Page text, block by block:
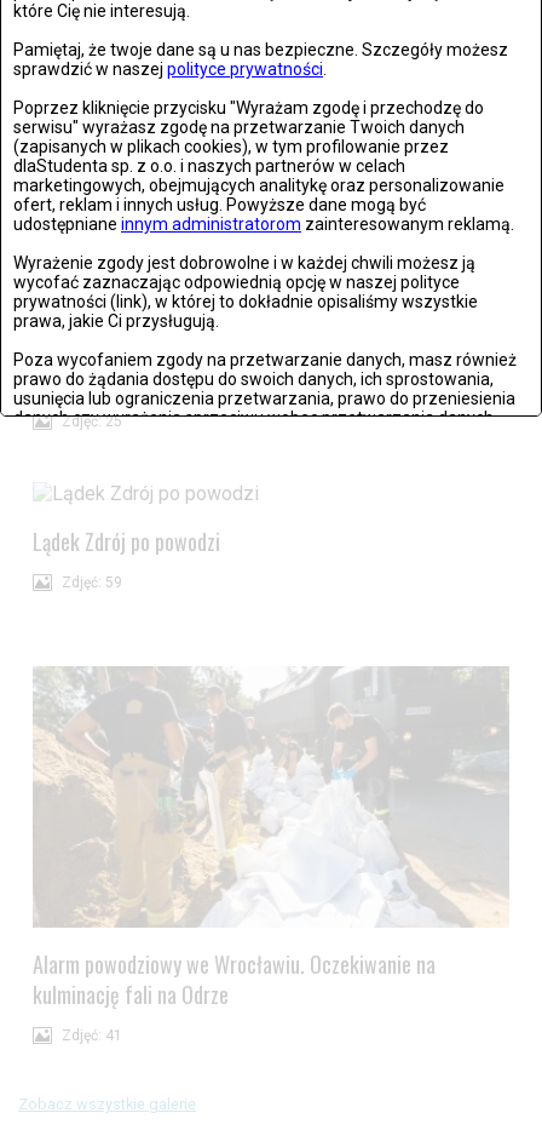
które Cię nie interesują.
Pamiętaj, że twoje dane są u nas bezpieczne. Szczegóły możesz
sprawdzić w naszej polityce prywatności
Poprzez kliknięcie przycisku "Wyrażam zgodę i przechodzę do
serwisu" wyrażasz zgodę na przetwarzanie Twoich danych
(zapisanych w plikach cookies), w tym profilowanie przez
dlaStudenta sp. z o.o. i naszych partnerów w celach
marketingowych, obejmujących analitykę oraz personalizowanie
ofert, reklam i innych usług. Powyższe dane mogą być
udostępniane innym administratorom zainteresowanym reklamą.
Wyrażenie zgody jest dobrowolne i w każdej chwili możesz ją
wycofać zaznaczając odpowiednią opcję w naszej polityce
prywatności (link), w której to dokładnie opisaliśmy wszystkie
prawa, jakie Ci przysługują.
Poza wycofaniem zgody na przetwarzanie danych, masz również
prawo do żądania dostępu do swoich danych, ich sprostowania,
usunięcia lub ograniczenia przetwarzania, prawo do przeniesienia
danych czy wyrażenia sprzeciwu wobec przetwarzania danych.
Wrocław: Romeo i Julia - próba prasowa we wrocławskim
Teatrze Capitol
Stronie Śląskie w ruinach: skutki niszczycielskiej powodzi
Zdjęć: 25
Lądek Zdrój po powodzi
Zdjęć: 59
Alarm powodziowy we Wrocławiu. Oczekiwanie na
kulminację fali na Odrze
Zdjęć: 41
Zobacz wszystkie galerie